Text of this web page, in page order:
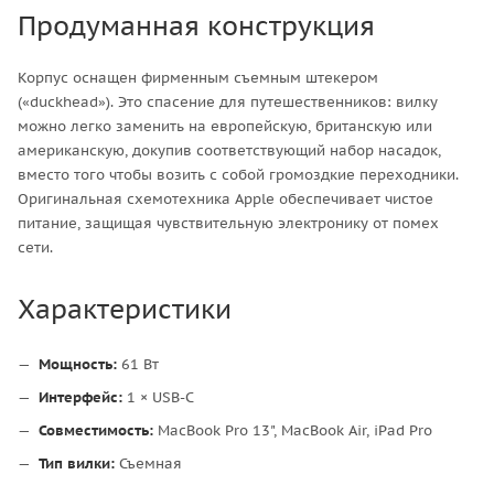
Продуманная конструкция
Корпус оснащен фирменным съемным штекером
(«duckhead»). Это спасение для путешественников: вилку
можно легко заменить на европейскую, британскую или
американскую, докупив соответствующий набор насадок,
вместо того чтобы возить с собой громоздкие переходники.
Оригинальная схемотехника Apple обеспечивает чистое
питание, защищая чувствительную электронику от помех
сети.
Характеристики
Мощность: 61 Вт
Интерфейс: 1 × USB-C
Совместимость: MacBook Pro 13", MacBook Air, iPad Pro
Тип вилки: Съемная